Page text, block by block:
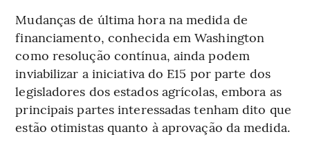
Mudanças de última hora na medida de
financiamento, conhecida em Washington
como resolução contínua, ainda podem
inviabilizar a iniciativa do E15 por parte dos
legisladores dos estados agrícolas, embora as
principais partes interessadas tenham dito que
estão otimistas quanto à aprovação da medida.